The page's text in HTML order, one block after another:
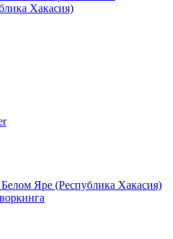
Хакасия)
Яре (Республика Хакасия)